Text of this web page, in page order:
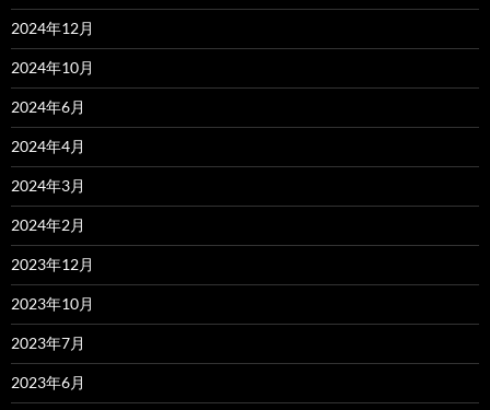
2024年12月
2024年10月
2024年6月
2024年4月
2024年3月
2024年2月
2023年12月
2023年10月
2023年7月
2023年6月